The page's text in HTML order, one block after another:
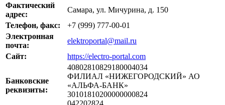
Фактический
адрес:
Самара, ул. Мичурина, д. 150
Телефон, факс:
+7 (999) 777-00-01
Электронная
почта:
elektroportal@mail.ru
Сайт:
https://electro-portal.com
Банковские
реквизиты:
40802810829180004034
ФИЛИАЛ «НИЖЕГОРОДСКИЙ» АО
«АЛЬФА-БАНК»
30101810200000000824
042202824